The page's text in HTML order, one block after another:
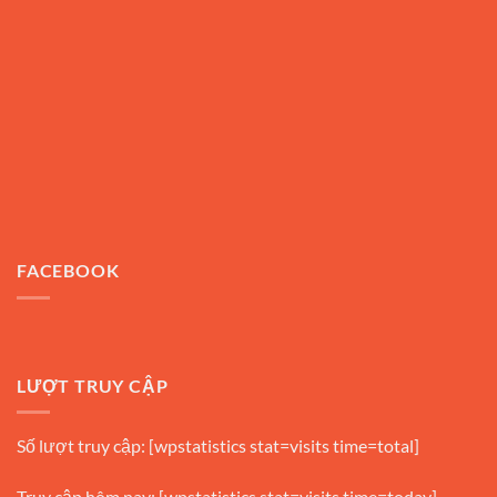
FACEBOOK
LƯỢT TRUY CẬP
Số lượt truy cập: [wpstatistics stat=visits time=total]